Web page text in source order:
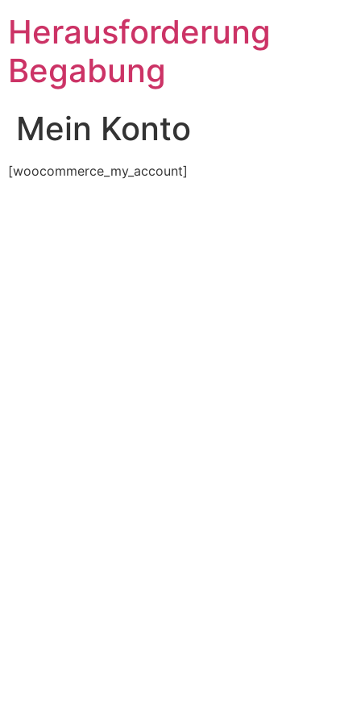
Inhalt
springen
Herausforderung
Begabung
Mein Konto
[woocommerce_my_account]